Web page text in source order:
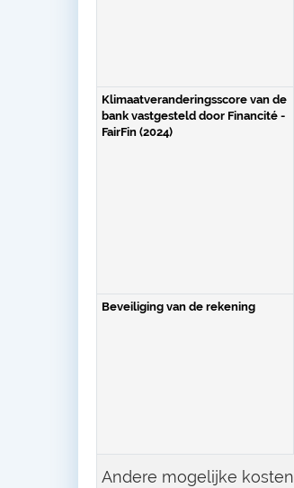
Klimaatveranderingsscore van de
bank vastgesteld door Financité -
FairFin (2024)
Beveiliging van de rekening
Andere mogelijke kosten